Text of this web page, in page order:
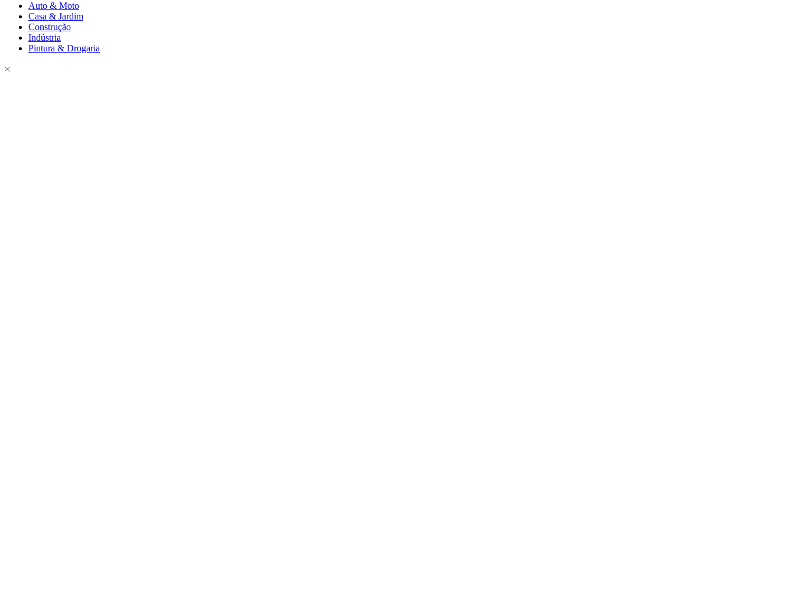
Auto & Moto
Casa & Jardim
Construção
Indústria
Pintura & Drogaria